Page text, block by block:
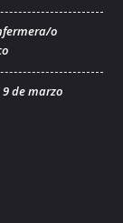
o
de marzo